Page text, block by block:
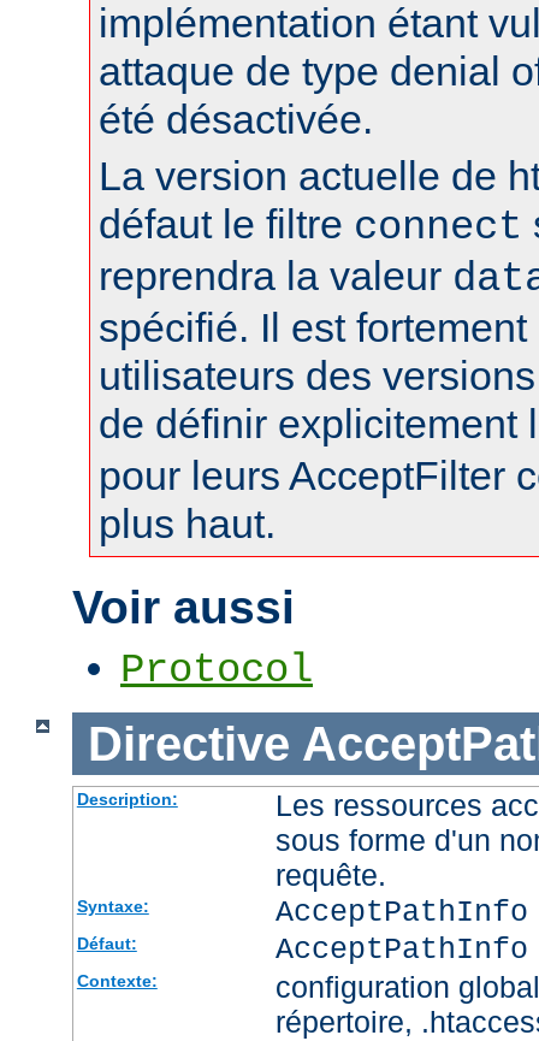
implémentation étant
attaque de type denial
été désactivée.
La version actuelle de
défaut le filtre connect
reprendra la valeur
spécifié. Il est
utilisateurs des
de définir explicitement
pour leurs AcceptFilter
plus haut.
Voir aussi
Protocol
Directive
Description:
Les ressources
sous forme d'un
requête.
Syntaxe:
Défaut:
Contexte:
configuration
répertoire,